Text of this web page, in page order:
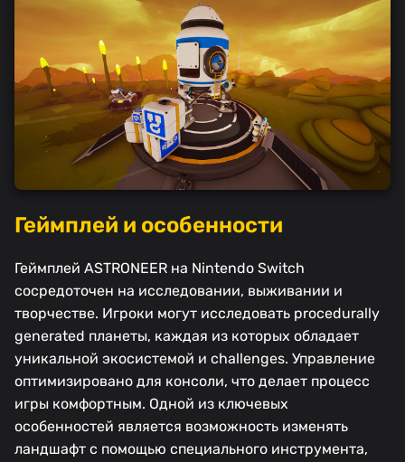
Геймплей и особенности
Геймплей ASTRONEER на Nintendo Switch
сосредоточен на исследовании, выживании и
творчестве. Игроки могут исследовать procedurally
generated планеты, каждая из которых обладает
уникальной экосистемой и challenges. Управление
оптимизировано для консоли, что делает процесс
игры комфортным. Одной из ключевых
особенностей является возможность изменять
ландшафт с помощью специального инструмента,